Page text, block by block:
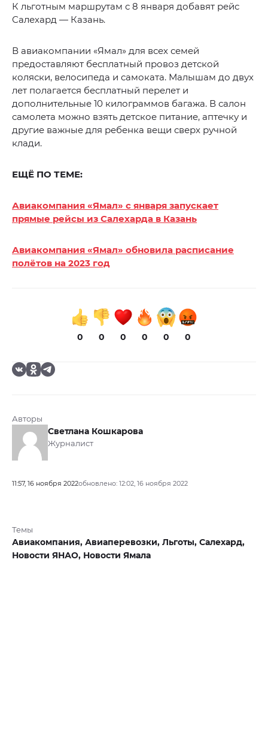
К льготным маршрутам с 8 января добавят рейс
Салехард — Казань.
В авиакомпании «Ямал» для всех семей
предоставляют бесплатный провоз детской
коляски, велосипеда и самоката. Малышам до двух
лет полагается бесплатный перелет и
дополнительные 10 килограммов багажа. В салон
самолета можно взять детское питание, аптечку и
другие важные для ребенка вещи сверх ручной
клади.
ЕЩЁ ПО ТЕМЕ:
Авиакомпания «Ямал» с января запускает
прямые рейсы из Салехарда в Казань
Авиакомпания «Ямал» обновила расписание
полётов на 2023 год
0 0 0 0 0 0
Авторы
Светлана Кошкарова
Журналист
11:57, 16 ноября 2022обновлено: 12:02, 16 ноября 2022
Темы
Авиакомпания, Авиаперевозки, Льготы, Салехард,
Новости ЯНАО, Новости Ямала